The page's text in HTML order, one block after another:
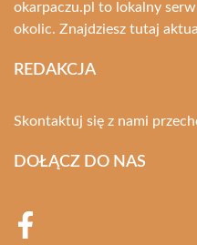
okarpaczu.pl to lokalny
okolic. Znajdziesz tutaj
REDAKCJA
Skontaktuj się z nami
DOŁĄCZ DO NAS